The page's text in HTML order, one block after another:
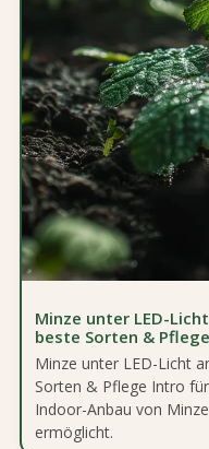
Minze unter LED-
beste Sorten & Pflege
Minze unter LED-Licht
Sorten & Pflege Intro
Indoor-Anbau von
ermöglicht.